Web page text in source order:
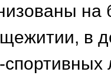
на
в